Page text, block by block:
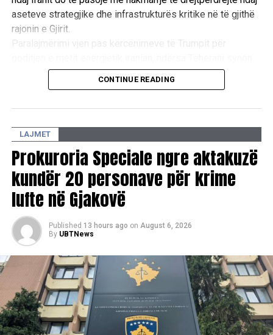
rrënjët e flokëve, si një trajtim kundër zbokthit dhe
problemeve me skalpin.
RELATED TOPICS: KRYESORE FLOKE ROZMARINE
​Afër 17 mijë qytetarë vaksinohen me dozën e tretë
DON'T MISS
Spanja arreston disa të dyshuar për shitjen e
certifikatave fals të COVID në BE
aseteve strategjike dhe infrastrukturës kritike në të gjithë
rajonin e Gjirit.
ta përdorë rrezikun e një tronditjeje të madhe ekonomike
globale si mjet trysnie për të shmangur përshkallëzimin
CONTINUE READING
LAJMET
Prokuroria Speciale ngre aktakuzë
kundër 20 personave për krime
lufte në Gjakovë
Published 13 hours ago on August 6, 2026
By UBTNews